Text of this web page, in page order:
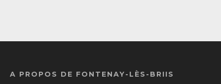
A PROPOS DE FONTENAY-LÈS-BRIIS